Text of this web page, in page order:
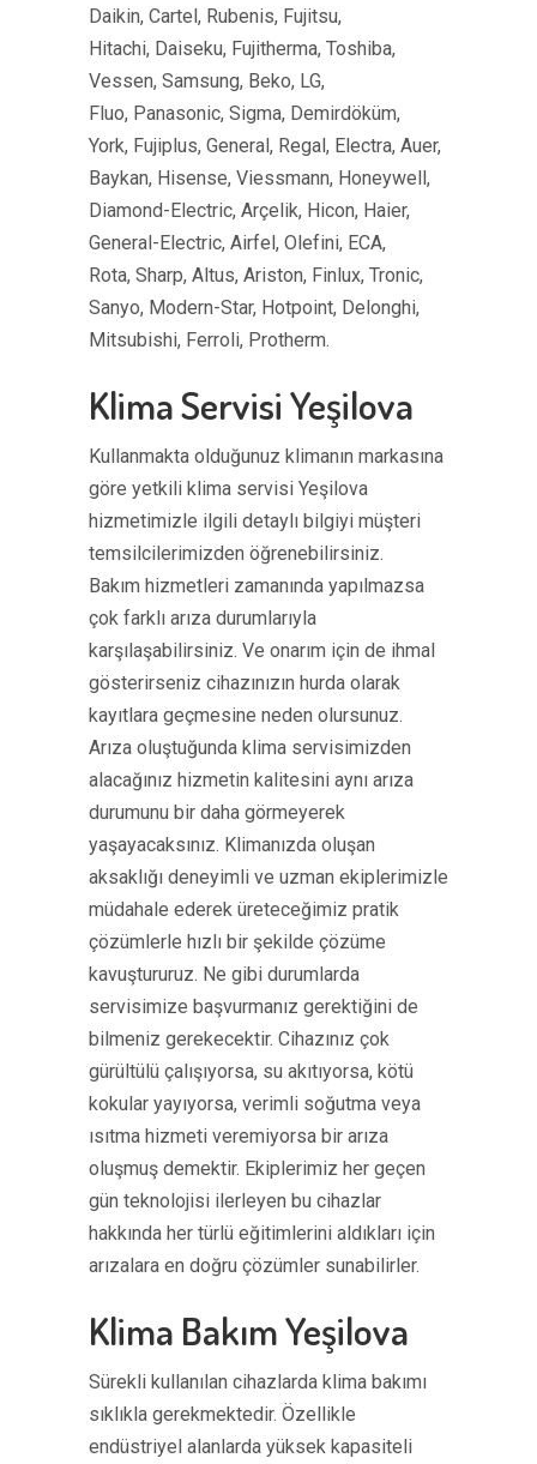
Daikin, Cartel, Rubenis, Fujitsu,
Hitachi, Daiseku, Fujitherma, Toshiba,
Vessen, Samsung, Beko, LG,
Fluo, Panasonic, Sigma, Demirdöküm,
York, Fujiplus, General, Regal, Electra, Auer,
Baykan, Hisense, Viessmann, Honeywell,
Diamond-Electric, Arçelik, Hicon, Haier,
General-Electric, Airfel, Olefini, ECA,
Rota, Sharp, Altus, Ariston, Finlux, Tronic,
Sanyo, Modern-Star, Hotpoint, Delonghi,
Mitsubishi, Ferroli, Protherm.
Klima Servisi Yeşilova
Kullanmakta olduğunuz klimanın markasına
göre yetkili klima servisi Yeşilova
hizmetimizle ilgili detaylı bilgiyi müşteri
temsilcilerimizden öğrenebilirsiniz.
Bakım hizmetleri zamanında yapılmazsa
çok farklı arıza durumlarıyla
karşılaşabilirsiniz. Ve onarım için de ihmal
gösterirseniz cihazınızın hurda olarak
kayıtlara geçmesine neden olursunuz.
Arıza oluştuğunda klima servisimizden
alacağınız hizmetin kalitesini aynı arıza
durumunu bir daha görmeyerek
yaşayacaksınız. Klimanızda oluşan
aksaklığı deneyimli ve uzman ekiplerimizle
müdahale ederek üreteceğimiz pratik
çözümlerle hızlı bir şekilde çözüme
kavuştururuz. Ne gibi durumlarda
servisimize başvurmanız gerektiğini de
bilmeniz gerekecektir. Cihazınız çok
gürültülü çalışıyorsa, su akıtıyorsa, kötü
kokular yayıyorsa, verimli soğutma veya
ısıtma hizmeti veremiyorsa bir arıza
oluşmuş demektir. Ekiplerimiz her geçen
gün teknolojisi ilerleyen bu cihazlar
hakkında her türlü eğitimlerini aldıkları için
arızalara en doğru çözümler sunabilirler.
Klima Bakım Yeşilova
Sürekli kullanılan cihazlarda klima bakımı
sıklıkla gerekmektedir. Özellikle
endüstriyel alanlarda yüksek kapasiteli